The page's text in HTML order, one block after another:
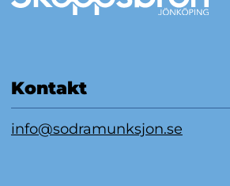
Kontakt
info@sodramunksjon.se